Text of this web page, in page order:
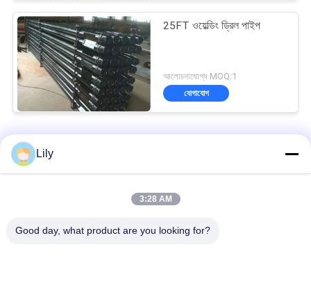
25FT ওয়েল্ডিং ড্রিল পাইপ
আলোচনাযোগ্য MOQ:1
যোগাযোগ
জলবাহী কুয়ো ড্রিল পাইপ
API G105 OEM DTH ব্ল্যাক ওয়াটার ওয়েল ড্রিল পাইপ ১৬৮মিমি ব্যাস
এপিআই ফোরজিং S135 Dth ড্রিল রডস তেল কুলিং কেসিং পাইপ 1000mm দৈর্ঘ্য
API R780 উচ্চ কর্মক্ষমতা সম্পন্ন জল কূপ ড্রিল পাইপ ১২৭মিমি ব্যাস
Lily
3:28 AM
Good day, what product are you looking for?